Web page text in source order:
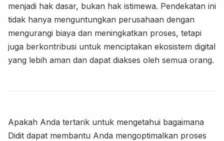
menjadi hak dasar, bukan hak istimewa. Pendekatan ini
tidak hanya menguntungkan perusahaan dengan
mengurangi biaya dan meningkatkan proses, tetapi
juga berkontribusi untuk menciptakan ekosistem digital
yang lebih aman dan dapat diakses oleh semua orang.
Apakah Anda tertarik untuk mengetahui bagaimana
Didit dapat membantu Anda mengoptimalkan proses